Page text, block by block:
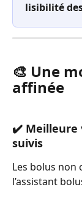
lisibilité
🎨 Une
affinée
✔️ Meilleure
suivis
Les bolus non
l’assistant